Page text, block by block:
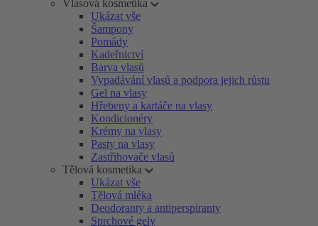
Vlasová kosmetika
Ukázat vše
Šampony
Pomády
Kadeřnictví
Barva vlasů
Vypadávání vlasů a podpora jejich růstu
Gel na vlasy
Hřebeny a kartáče na vlasy
Kondicionéry
Krémy na vlasy
Pasty na vlasy
Zastřihovače vlasů
Tělová kosmetika
Ukázat vše
Tělová mléka
Deodoranty a antiperspiranty
Sprchové gely